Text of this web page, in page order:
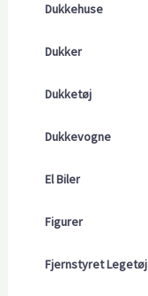
Dukkehuse
Dukker
Dukketøj
Dukkevogne
El Biler
Figurer
Fjernstyret Legetøj